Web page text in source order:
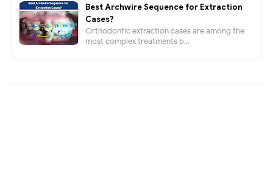
Best Archwire Sequence for Extraction
Cases?
Orthodontic extraction cases are among the
most complex treatments b...